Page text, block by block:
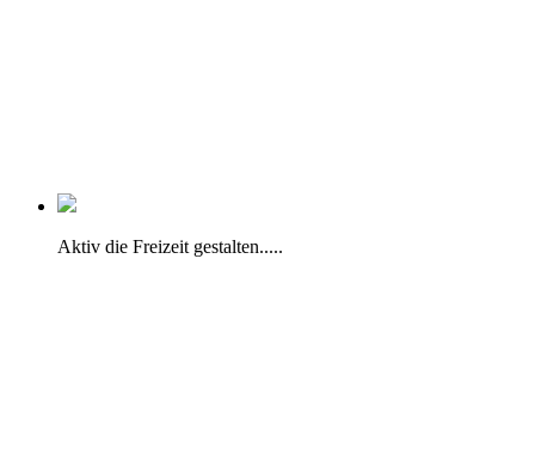
Aktiv die Freizeit gestalten.....